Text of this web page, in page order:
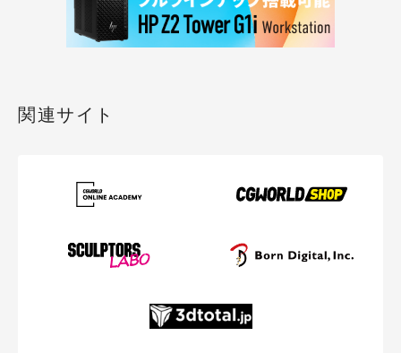
関連サイト